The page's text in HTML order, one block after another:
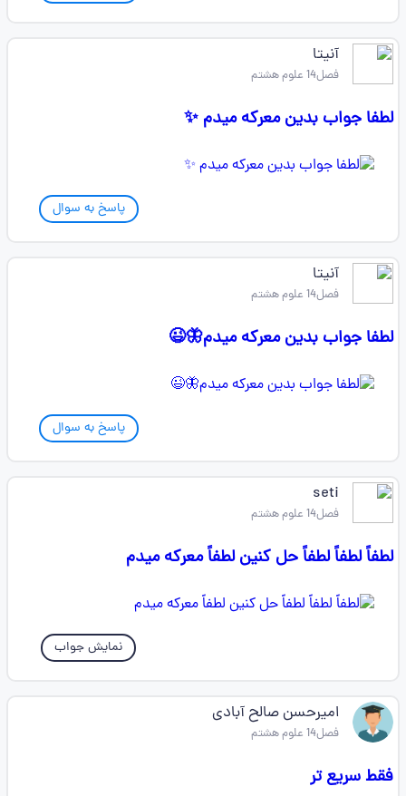
آنیتا
فصل14 علوم هشتم
لطفا جواب بدین معرکه میدم ✨️
پاسخ به سوال
آنیتا
فصل14 علوم هشتم
لطفا جواب بدین معرکه میدم🦋😉
پاسخ به سوال
seti
فصل14 علوم هشتم
لطفاً لطفاً لطفاً حل کنین لطفاً معرکه میدم
نمایش جواب
امیرحسن صالح آبادی
فصل14 علوم هشتم
فقط سریع تر